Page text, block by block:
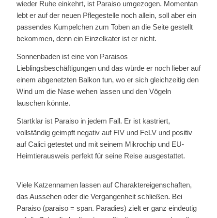
wieder Ruhe einkehrt, ist Paraiso umgezogen. Momentan
lebt er auf der neuen Pflegestelle noch allein, soll aber ein
passendes Kumpelchen zum Toben an die Seite gestellt
bekommen, denn ein Einzelkater ist er nicht.
Sonnenbaden ist eine von Paraisos
Lieblingsbeschäftigungen und das würde er noch lieber auf
einem abgenetzten Balkon tun, wo er sich gleichzeitig den
Wind um die Nase wehen lassen und den Vögeln
lauschen könnte.
Startklar ist Paraiso in jedem Fall. Er ist kastriert,
vollständig geimpft negativ auf FIV und FeLV und positiv
auf Calici getestet und mit seinem Mikrochip und EU-
Heimtierausweis perfekt für seine Reise ausgestattet.
Viele Katzennamen lassen auf Charaktereigenschaften,
das Aussehen oder die Vergangenheit schließen. Bei
Paraiso (paraiso = span. Paradies) zielt er ganz eindeutig